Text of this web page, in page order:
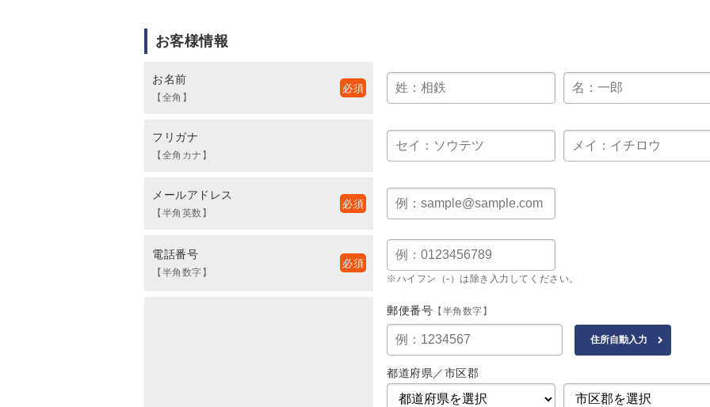
お客様情報
お名前
【全角】
フリガナ
【全角カナ】
メールアドレス
【半角英数】
電話番号
【半角数字】
※ハイフン（-）は除き入力してください。
郵便番号 【半角数字】
都道府県／市区郡